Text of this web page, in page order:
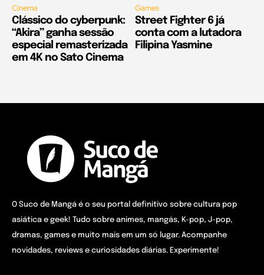
Cinema
Clássico do cyberpunk:
“Akira” ganha sessão
especial remasterizada
em 4K no Sato Cinema
Games
Street Fighter 6 já
conta com a lutadora
Filipina Yasmine
O Suco de Mangá é o seu portal definitivo sobre cultura pop
asiática e geek! Tudo sobre animes, mangás, K-pop, J-pop,
dramas, games e muito mais em um só lugar. Acompanhe
novidades, reviews e curiosidades diárias. Experimente!